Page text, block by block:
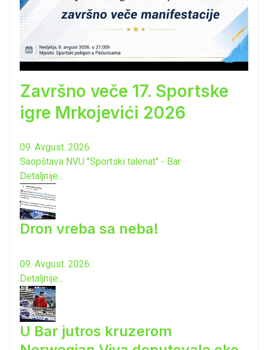
Završno veče 17. Sportske
igre Mrkojevići 2026
09. Avgust. 2026.
Saopštava NVU "Sportski talenat" - Bar
Detaljnije...
Dron vreba sa neba!
09. Avgust. 2026.
Detaljnije...
U Bar jutros kruzerom